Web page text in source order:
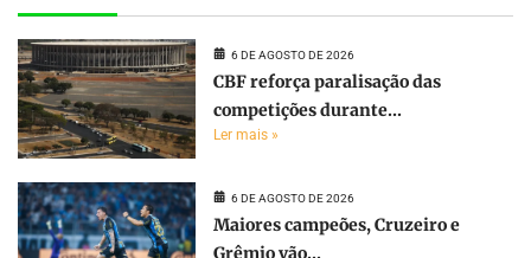
6 DE AGOSTO DE 2026
CBF reforça paralisação das
competições durante...
Ler mais »
6 DE AGOSTO DE 2026
Maiores campeões, Cruzeiro e
Grêmio vão...